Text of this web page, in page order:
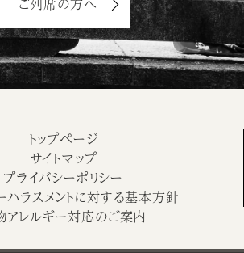
トップページ
サイトマップ
プライバシーポリシー
ハラスメントに対する基本方針
アレルギー対応のご案内